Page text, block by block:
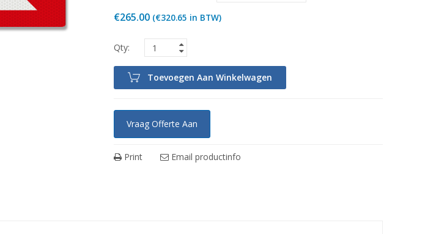
€265.00 (€320.65 in BTW)
Toevoegen Aan Winkelwagen
Vraag Offerte Aan
Print Email productinfo